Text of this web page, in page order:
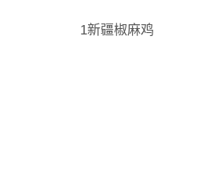
1新疆椒麻鸡